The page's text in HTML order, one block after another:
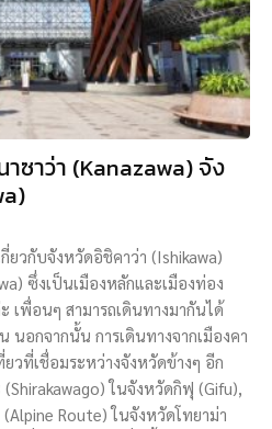
ซาว่า (Kanazawa) จัง
ยวกับจังหวัดอิชิคาว่า (Ishikawa)
ซึ่งเป็นเมืองหลักและเมืองท่อง
เพื่อนๆ สามารถเดินทางมากันได้
นอกจากนั้น การเดินทางจากเมืองคา
วที่เชื่อมระหว่างจังหวัดข้างๆ อีก
ในจังหวัดกิฟุ (Gifu),
Route) ในจังหวัดโทยาม่า